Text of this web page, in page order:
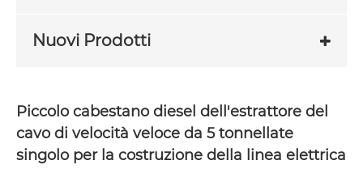
Nuovi Prodotti
Piccolo cabestano diesel dell'estrattore del
cavo di velocità veloce da 5 tonnellate
singolo per la costruzione della linea elettrica